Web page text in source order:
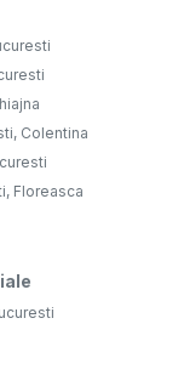
Colentina
Floreasca